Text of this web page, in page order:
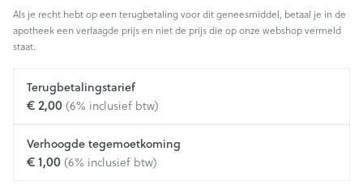
Als je recht hebt op een terugbetaling voor dit geneesmiddel, betaal je in de
apotheek een verlaagde prijs en niet de prijs die op onze webshop vermeld
staat.
Terugbetalingstarief
€ 2,00 (6% inclusief btw)
Verhoogde tegemoetkoming
€ 1,00 (6% inclusief btw)